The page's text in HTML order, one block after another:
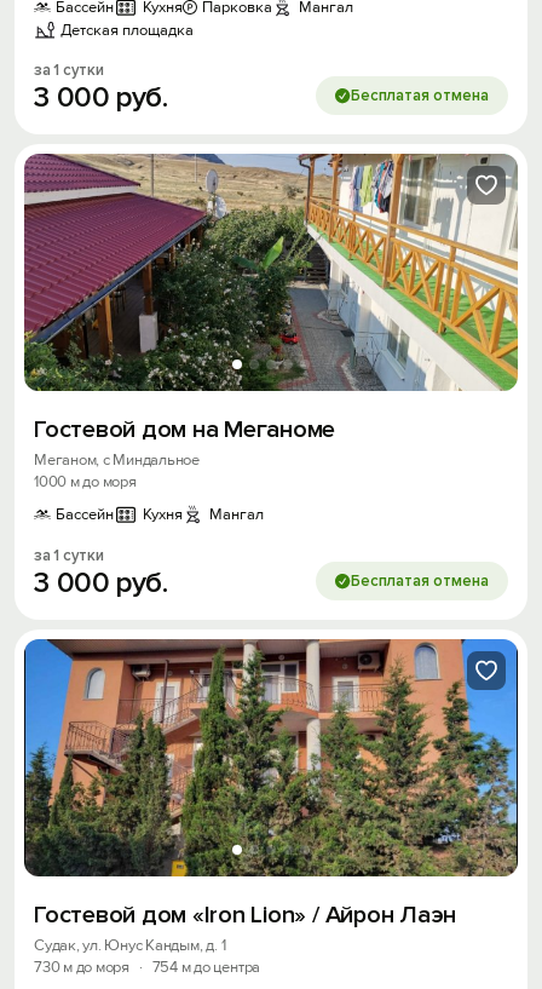
Бассейн Кухня Парковка
Мангал
Детская площадка
за 1 сутки
3 000 руб. Бесплатая отмена
Гостевой дом на Меганоме
Меганом, с Миндальное
1000 м до моря
Бассейн
Кухня Мангал
за 1 сутки
3 000 руб. Бесплатая отмена
Гостевой дом «Iron Lion» / Айрон Лаэн
Судак, ул. Юнус Кандым, д. 1
730 м до моря
· 754 м до центра